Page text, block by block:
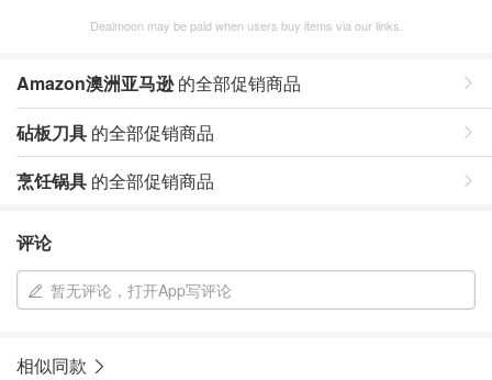
Dealmoon may be paid when users buy items via our links.
Amazon澳洲亚马逊的全部促销商品
砧板刀具 的全部促销商品
烹饪锅具 的全部促销商品
评论
暂无评论，打开App写评论
相似同款